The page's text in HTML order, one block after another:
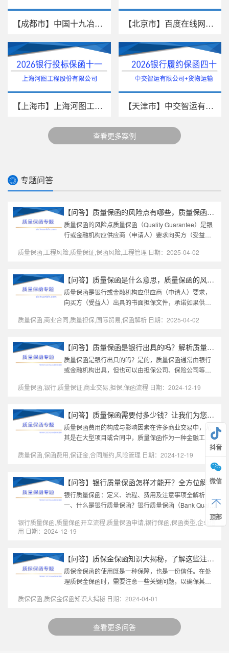
【成都市】中国十九冶集团有限公... 【北京市】百度在线网络技术（北...
【上海市】上海河图工程股份有限... 【天津市】中交智运有限公司/货物...
查看更多案例
◎ 专题问答
【问答】质量保函的风险点有哪些，质量保函期限一般多久
质量保函的风险点质量保函（Quality Guarantee）是银
行或金融机构应供应商（申请人）要求向买方（受益
工程不符合合同要求，银行将按...
质量保函,工程风险,质量保证,保函风险,工程管理 日期：2025-04-02
【问答】质量保函是什么意思，质量保函的风险点有哪些
质量保函是银行或金融机构应供应商（申请人）要求，
向买方（受益人）出具的书面担保文件，承诺如果供应
买方有权依据保函索赔，银行...
质量保函,商业合同,质量担保,国际贸易,保函解析 日期：2025-04-02
【问答】质量保函是银行出具的吗？解析质量保函的核心价值与流程
质量保函是银行出具的吗？是的，质量保函通常由银行
或金融机构出具，但也可以由担保公司、保险公司等具
际贸易和工程合同中更受认可...
质量保函,银行,质量保证,商业交易,担保,保函流程 日期：2024-12-19
【问答】质量保函需要付多少钱？让我们为您揭开背后的成本与价值
质量保函费用的构成与影响因素在许多商业交易中，尤
其是在大型项目或合同中，质量保函作为一种金融工
具，已逐渐成为合同履约保障的重要组成部分。对于许
多企业来说，"质量保函需...
质量保函,保函费用,保证金,合同履约,风险管理 日期：2024-12-19
【问答】银行质量保函怎样才能开？全方位解析助你轻松拿到保函
银行质量保函：定义、流程、费用及注意事项全解析
一、什么是银行质量保函？银行质量保函（Bank Quality
Guarantee）是由商业银行或金融机构应供应商（申请
人）要求，向买方（受益人）...
银行质量保函,质量保函开立流程,质量保函申请,银行保函,保函类型,企业信
用 日期：2024-12-19
【问答】质保金保函知识大揭秘，了解这些注意事项，保你安心
质保金保函的使用既是一种保障，也是一份信任。在处
理质保金保函时，需要注意一些关键问题，以确保其有
事项，以帮助大家更好地理解...
质保保函,质保金保函知识大揭秘 日期：2024-04-01
查看更多问答
抖音
微信
顶部